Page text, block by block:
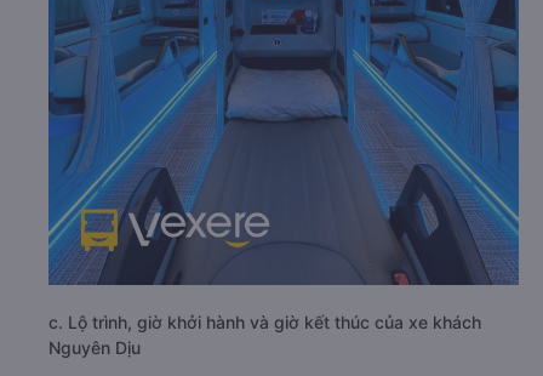
c. Lộ trình, giờ khởi hành và giờ kết thúc của xe khách
Nguyên Dịu